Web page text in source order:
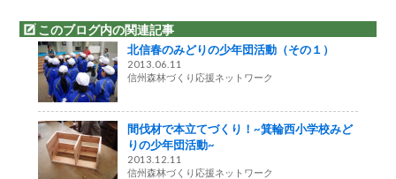
このブログ内の関連記事
北信春のみどりの少年団活動（その１）
2013.06.11
信州森林づくり応援ネットワーク
間伐材で本立てづくり！~箕輪西小学校みど
りの少年団活動~
2013.12.11
信州森林づくり応援ネットワーク